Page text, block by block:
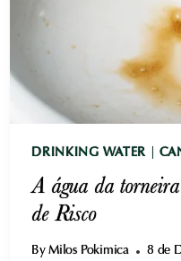
DRINKING WATER |
A água da
de Risco
By Milos Pokimica
8 de